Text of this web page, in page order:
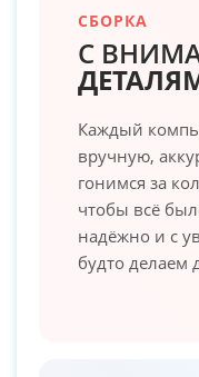
СБОРКА
С
Каждый
вручную,
гонимся за
чтобы всё
надёжно и с
будто делаем